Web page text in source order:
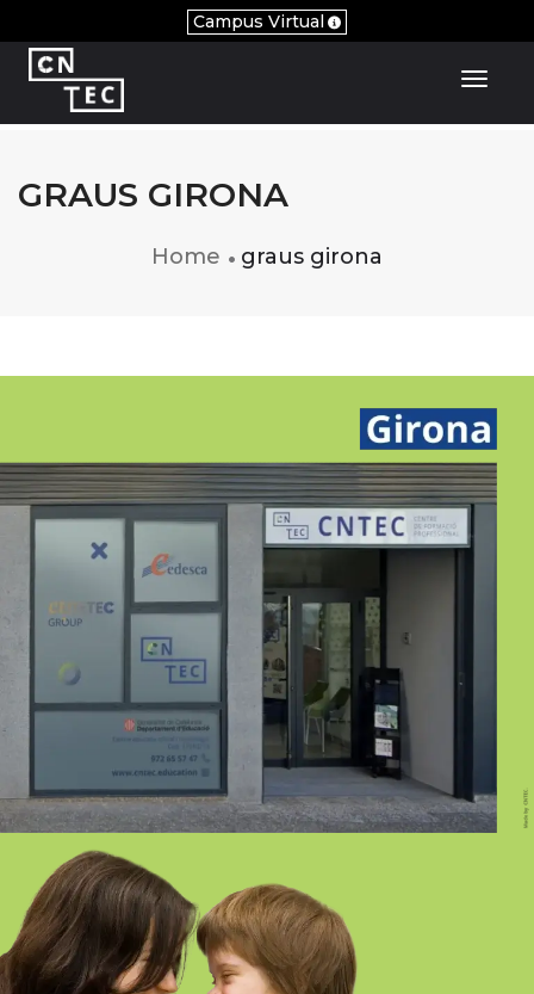
Campus Virtual
GRAUS GIRONA
Home graus girona
GIRONA PRESENCIAL